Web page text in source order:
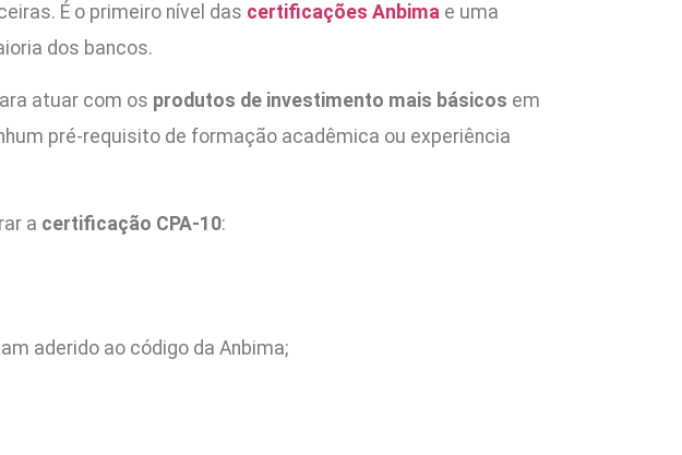
É o primeiro nível das certificações Anbima e uma
dos bancos.
atuar com os produtos de investimento mais básicos em
pré-requisito de formação acadêmica ou experiência
a certificação CPA-10:
aderido ao código da Anbima;